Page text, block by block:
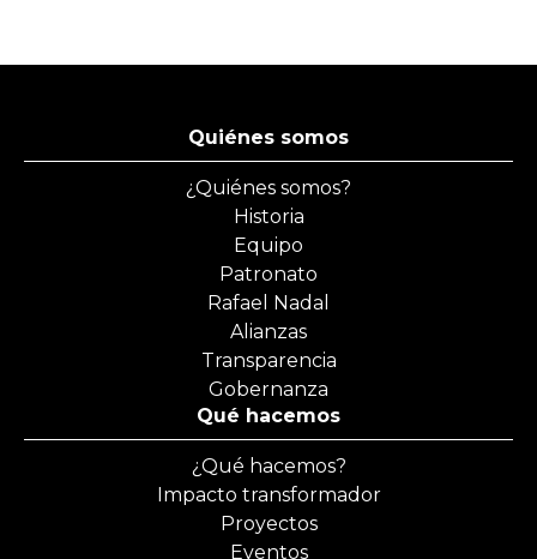
Quiénes somos
¿Quiénes somos?
Historia
Equipo
Patronato
Rafael Nadal
Alianzas
Transparencia
Gobernanza
Qué hacemos
¿Qué hacemos?
Impacto transformador
Proyectos
Eventos